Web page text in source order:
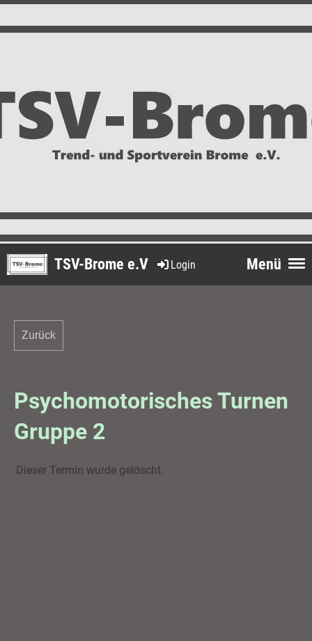
Menü
Login
TSV-Brome e.V
Zurück
Psychomotorisches Turnen
Gruppe 2
Dieser Termin wurde gelöscht.